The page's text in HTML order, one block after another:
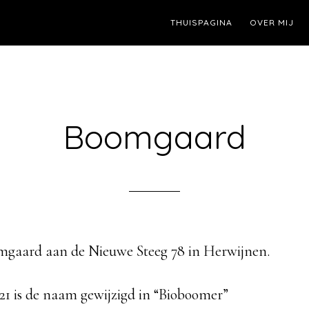
THUISPAGINA OVER MIJ
Boomgaard
aan de Nieuwe Steeg 78 in Herwijnen.
is de naam gewijzigd in “Bioboomer”